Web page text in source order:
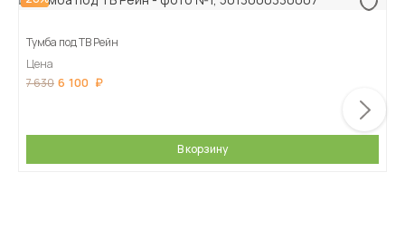
Тумба под ТВ Рейн
Цена
7 630 6 100
В корзину